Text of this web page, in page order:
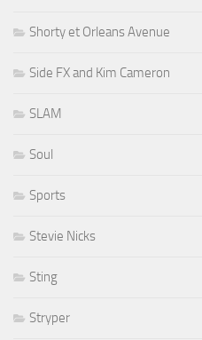
Shorty et Orleans Avenue
Side FX and Kim Cameron
SLAM
Soul
Sports
Stevie Nicks
Sting
Stryper